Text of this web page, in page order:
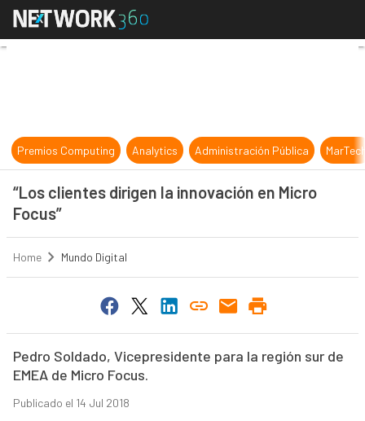
“Los clientes dirigen la innovación
Premios Computing Analytics Administración Pública
“Los clientes dirigen la innovación en Micro
Focus”
Home Mundo Digital
Pedro Soldado, Vicepresidente para la región sur de
EMEA de Micro Focus.
Publicado el 14 Jul 2018